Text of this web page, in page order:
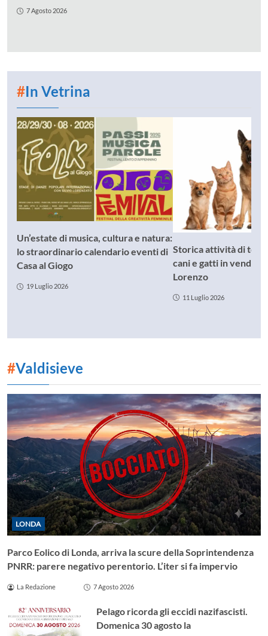
7 Agosto 2026
#In Vetrina
Un’estate di musica, cultura e natura:
lo straordinario calendario eventi di
Casa al Giogo
19 Luglio 2026
Storica attività di
cani e gatti in vendita
Lorenzo
11 Luglio 2026
#Valdisieve
LONDA
Parco Eolico di Londa, arriva la scure della Soprintendenza
PNRR: parere negativo perentorio. L’iter si fa impervio
La Redazione 7 Agosto 2026
Pelago ricorda gli eccidi nazifascisti.
Domenica 30 agosto la